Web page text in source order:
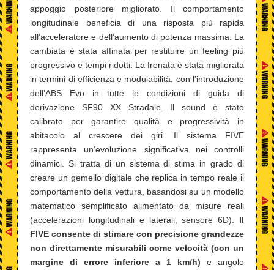
appoggio posteriore migliorato. Il comportamento
longitudinale beneficia di una risposta più rapida
all’acceleratore e dell’aumento di potenza massima. La
cambiata è stata affinata per restituire un feeling più
progressivo e tempi ridotti. La frenata è stata migliorata
in termini di efficienza e modulabilità, con l’introduzione
dell’ABS Evo in tutte le condizioni di guida di
derivazione SF90 XX Stradale. Il sound è stato
calibrato per garantire qualità e progressività in
abitacolo al crescere dei giri. Il sistema FIVE
rappresenta un’evoluzione significativa nei controlli
dinamici. Si tratta di un sistema di stima in grado di
creare un gemello digitale che replica in tempo reale il
comportamento della vettura, basandosi su un modello
matematico semplificato alimentato da misure reali
(accelerazioni longitudinali e laterali, sensore 6D). Il
FIVE consente di stimare con precisione grandezze
non direttamente misurabili come velocità (con un
margine di errore inferiore a 1 km/h) e angolo